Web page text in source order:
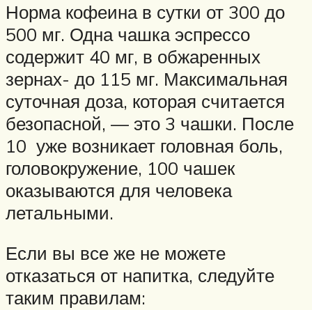
Норма кофеина в сутки от 300 до
500 мг. Одна чашка эспрессо
содержит 40 мг, в обжаренных
зернах- до 115 мг. Максимальная
суточная доза, которая считается
безопасной, — это 3 чашки. После
10 уже возникает головная боль,
головокружение, 100 чашек
оказываются для человека
летальными.
Если вы все же не можете
отказаться от напитка, следуйте
таким правилам: